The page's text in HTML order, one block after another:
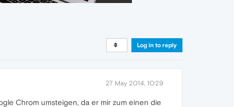
Log in to reply
27 May 2014, 10:29
Chrom umsteigen, da er mir zum einen die